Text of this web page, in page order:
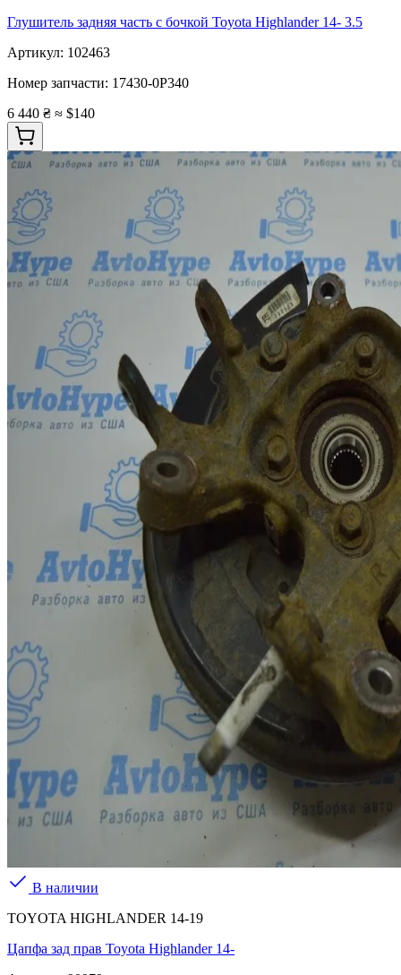
Глушитель задняя часть с бочкой Toyota Highlander 14- 3.5
Артикул: 102463
Номер запчасти: 17430-0P340
6 440 ₴ ≈ $140
В наличии
TOYOTA HIGHLANDER 14-19
Цапфа зад прав Toyota Highlander 14-